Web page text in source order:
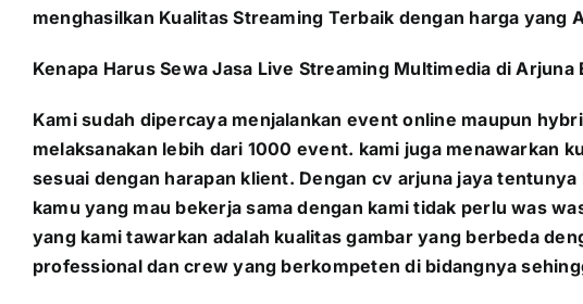
menghasilkan Kualitas Streaming Terbaik dengan harga yang
Kenapa Harus Sewa Jasa Live StreamingMultimedia di Arjuna
Kami sudah dipercaya menjalankan event online maupun
melaksanakan lebih dari 1000 event. kami juga menawarkan
sesuai dengan harapan klient. Dengan cv arjuna jaya
kamu yang mau bekerja sama dengan kami tidak perlu was
yang kami tawarkan adalah kualitas gambar yang berbeda
professional dan crew yang berkompeten di bidangnya